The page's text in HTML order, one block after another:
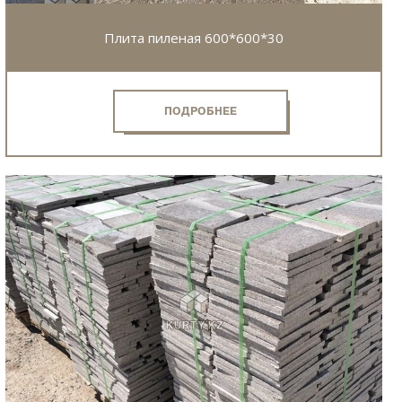
Плита пиленая 600*600*30
ПОДРОБНЕЕ